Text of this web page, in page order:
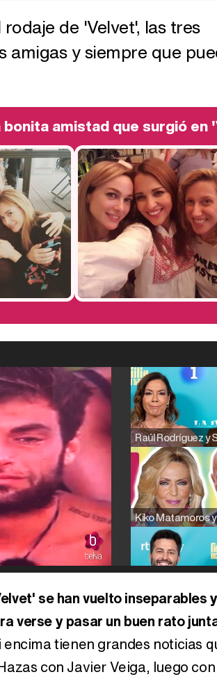
de 'Velvet', las tres
y siempre que
bonita amistad que surgió en
se han vuelto inseparables y
verse y pasar un buen rato
tienen grandes noticias
con Javier Veiga, luego